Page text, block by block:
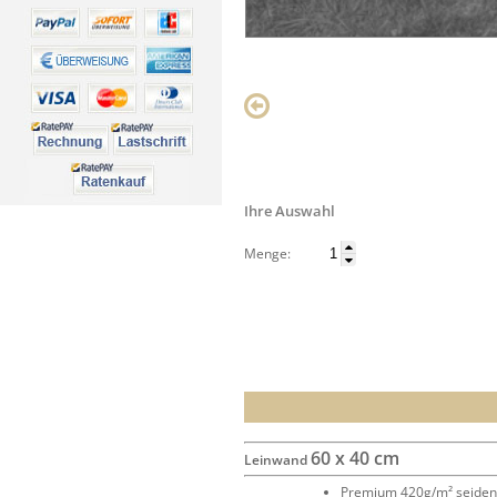
Ihre Auswahl
Menge:
Leinwand60 x 40 cm
Premium 420g/m²